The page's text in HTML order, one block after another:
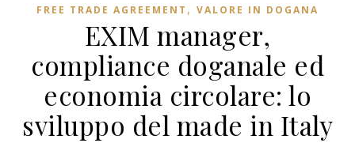
FREE TRADE AGREEMENT , VALORE IN DOGANA
EXIM manager,
compliance doganale ed
economia circolare: lo
sviluppo del made in Italy